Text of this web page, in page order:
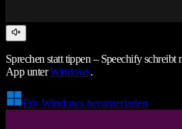
Sprechen statt tippen – Speechify
App unterWindows.
Für Windows herunterladen